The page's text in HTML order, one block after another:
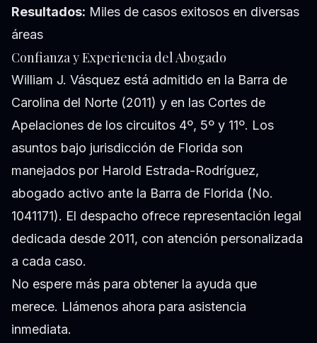
Resultados: Miles de casos exitosos en diversas
áreas
Confianza y Experiencia del Abogado
William J. Vásquez está admitido en la Barra de
Carolina del Norte (2011) y en las Cortes de
Apelaciones de los circuitos 4º, 5º y 11º. Los
asuntos bajo jurisdicción de Florida son
manejados por Harold Estrada-Rodríguez,
abogado activo ante la Barra de Florida (No.
1041171). El despacho ofrece representación legal
dedicada desde 2011, con atención personalizada
a cada caso.
No espere más para obtener la ayuda que
merece. Llámenos ahora para asistencia
inmediata.